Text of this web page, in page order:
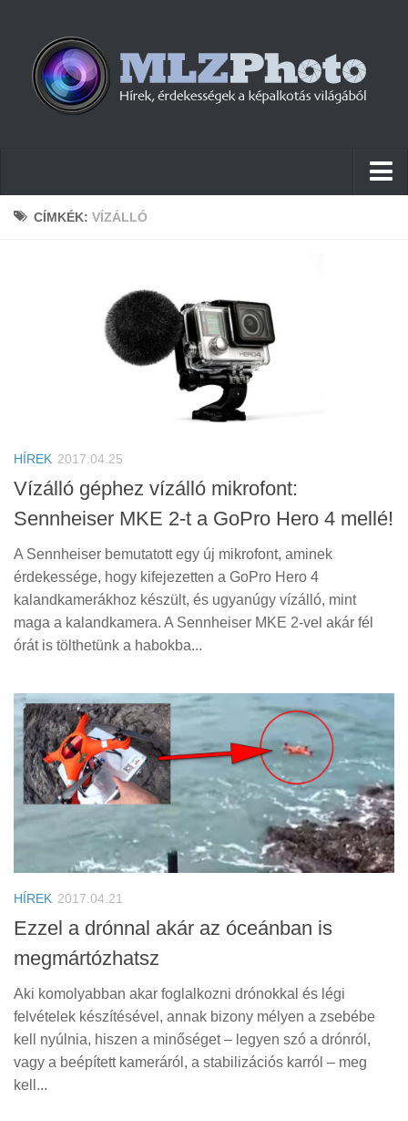
Hírek
Érdekességek
Helyszíni Riport
E-BB
CÍMKÉK: VÍZÁLLÓ
HÍREK 2017.04.25
Vízálló géphez vízálló mikrofont:
Sennheiser MKE 2-t a GoPro Hero 4 mellé!
A Sennheiser bemutatott egy új mikrofont, aminek
érdekessége, hogy kifejezetten a GoPro Hero 4
kalandkamerákhoz készült, és ugyanúgy vízálló, mint
maga a kalandkamera. A Sennheiser MKE 2-vel akár fél
órát is tölthetünk a habokba...
HÍREK 2017.04.21
Ezzel a drónnal akár az óceánban is
megmártózhatsz
Aki komolyabban akar foglalkozni drónokkal és légi
felvételek készítésével, annak bizony mélyen a zsebébe
kell nyúlnia, hiszen a minőséget – legyen szó a drónról,
vagy a beépített kameráról, a stabilizációs karról – meg
kell...